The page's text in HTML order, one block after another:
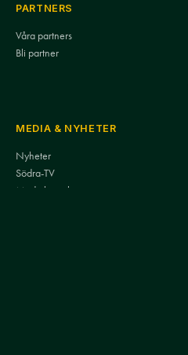
PARTNERS
Våra partners
Bli partner
MEDIA & NYHETER
Nyheter
Södra-TV
Mediakontakt